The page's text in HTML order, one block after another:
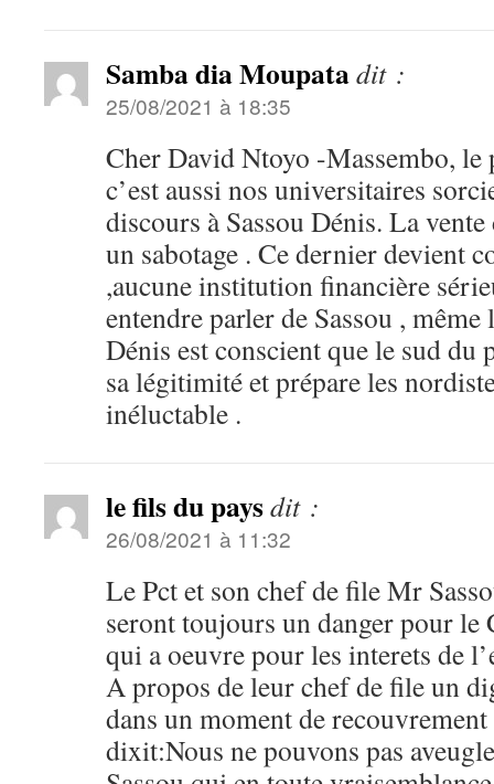
Samba dia Moupatadit :
25/08/2021 à 18:35
Cher David Ntoyo -Massembo,
c’est aussi nos universitaires
discours à Sassou Dénis. La
un sabotage . Ce dernier devient
,aucune institution financière
entendre parler de Sassou ,
Dénis est conscient que le sud du
sa légitimité et prépare les
inéluctable .
le fils du paysdit :
26/08/2021 à 11:32
Le Pct et son chef de file Mr
seront toujours un danger pour le
qui a oeuvre pour les interets de
A propos de leur chef de file un
dans un moment de
dixit:Nous ne pouvons pas